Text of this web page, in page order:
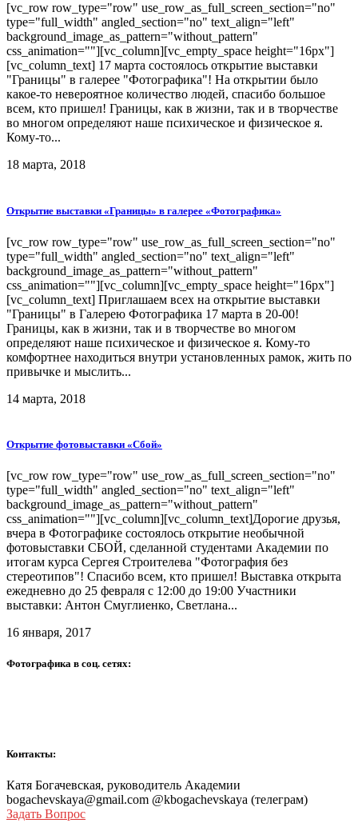
[vc_row row_type="row" use_row_as_full_screen_section="no"
type="full_width" angled_section="no" text_align="left"
background_image_as_pattern="without_pattern"
css_animation=""][vc_column][vc_empty_space height="16px"]
[vc_column_text] 17 марта состоялось открытие выставки
"Границы" в галерее "Фотографика"! На открытии было
какое-то невероятное количество людей, спасибо большое
всем, кто пришел! Границы, как в жизни, так и в творчестве
во многом определяют наше психическое и физическое я.
Кому-то...
18 марта, 2018
Открытие выставки «Границы» в галерее «Фотографика»
[vc_row row_type="row" use_row_as_full_screen_section="no"
type="full_width" angled_section="no" text_align="left"
background_image_as_pattern="without_pattern"
css_animation=""][vc_column][vc_empty_space height="16px"]
[vc_column_text] Приглашаем всех на открытие выставки
"Границы" в Галерею Фотографика 17 марта в 20-00!
Границы, как в жизни, так и в творчестве во многом
определяют наше психическое и физическое я. Кому-то
комфортнее находиться внутри установленных рамок, жить по
привычке и мыслить...
14 марта, 2018
Открытие фотовыставки «Сбой»
[vc_row row_type="row" use_row_as_full_screen_section="no"
type="full_width" angled_section="no" text_align="left"
background_image_as_pattern="without_pattern"
css_animation=""][vc_column][vc_column_text]Дорогие друзья,
вчера в Фотографике состоялось открытие необычной
фотовыставки СБОЙ, сделанной студентами Академии по
итогам курса Сергея Строителева "Фотография без
стереотипов"! Спасибо всем, кто пришел! Выставка открыта
ежедневно до 25 февраля с 12:00 до 19:00 Участники
выставки: Антон Смуглиенко, Светлана...
16 января, 2017
Фотографика в соц. сетях:
Контакты:
Катя Богачевская, руководитель Академии
bogachevskaya@gmail.com @kbogachevskaya (телеграм)
Задать Вопрос